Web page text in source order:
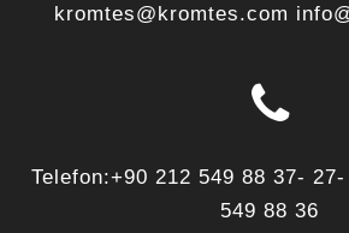
kromtes@kromtes.com
Telefon:+90 212 549 88 37-
549 88 36